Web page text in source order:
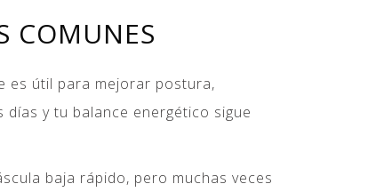
COMUNES
es útil para mejorar postura,
y tu balance energético sigue
baja rápido, pero muchas veces